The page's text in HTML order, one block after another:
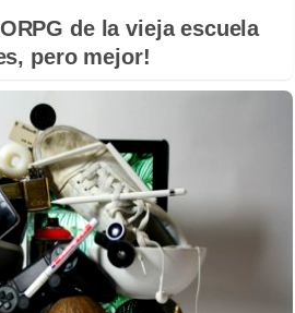
de la vieja escuela
pero mejor!